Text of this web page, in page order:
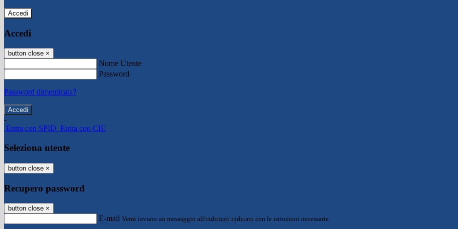
Accedi
Accedi
button close ×
Nome Utente
Password
Password dimenticata?
-
Entra con SPID Entra con CIE
Seleziona utente
button close ×
Recupero password
button close ×
E-mail Verrà inviato un messaggio all'indirizzo indicato con le istruzioni necessarie.